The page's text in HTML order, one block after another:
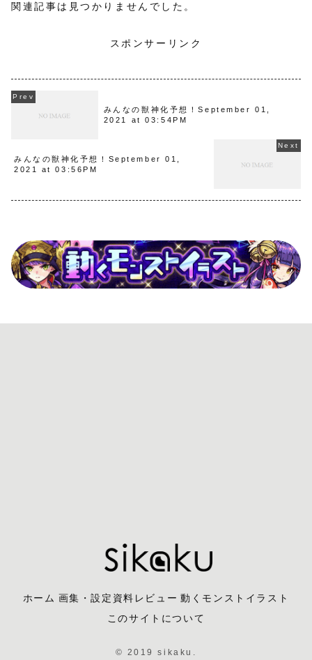
関連記事は見つかりませんでした。
スポンサーリンク
みんなの獣神化予想！September 01,
2021 at 03:54PM
みんなの獣神化予想！September 01,
2021 at 03:56PM
ホーム 画集・設定資料レビュー 動くモンストイラスト
このサイトについて
© 2019 sikaku.